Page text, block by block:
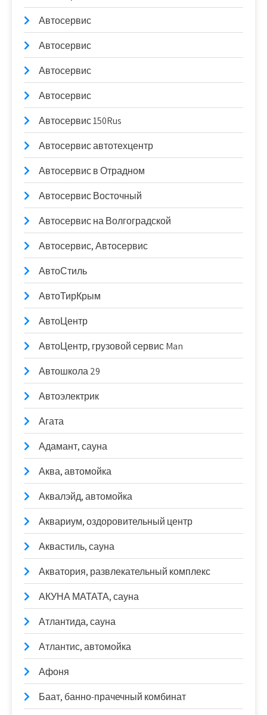
Автосервис
Автосервис
Автосервис
Автосервис
Автосервис 150Rus
Автосервис автотехцентр
Автосервис в Отрадном
Автосервис Восточный
Автосервис на Волгоградской
Автосервис, Автосервис
АвтоСтиль
АвтоТирКрым
АвтоЦентр
АвтоЦентр, грузовой сервис Man
Автошкола 29
Автоэлектрик
Агата
Адамант, сауна
Аква, автомойка
Аквалэйд, автомойка
Аквариум, оздоровительный центр
Аквастиль, сауна
Акватория, развлекательный комплекс
АКУНА МАТАТА, сауна
Атлантида, сауна
Атлантис, автомойка
Афоня
Баат, банно-прачечный комбинат